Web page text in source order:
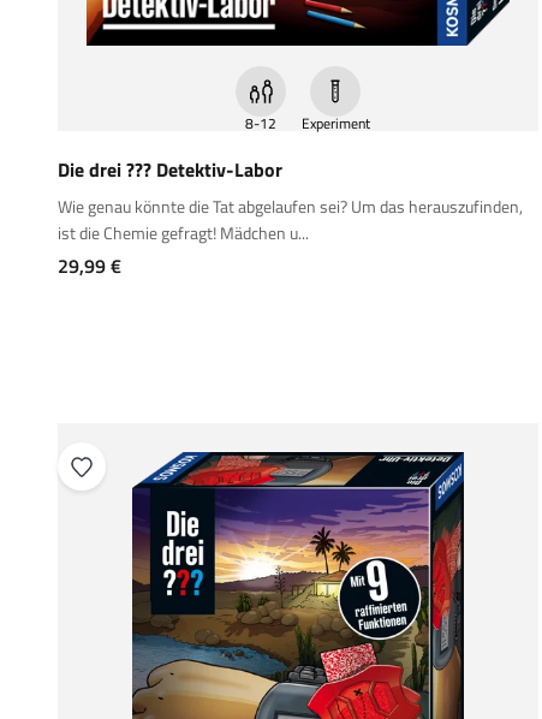
8-12 Experiment
Die drei ??? Detektiv-Labor
Wie genau könnte die Tat abgelaufen sei? Um das herauszufinden,
ist die Chemie gefragt! Mädchen u...
Angebot
29,99 €